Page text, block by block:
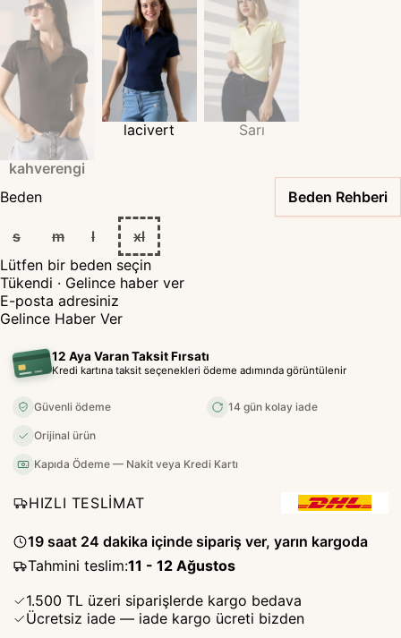
kahverengi
lacivert Sarı
Beden Beden Rehberi
s m l
xl
Lütfen bir beden seçin
Tükendi · Gelince haber ver
Gelince Haber Ver
12 Aya Varan Taksit Fırsatı
Kredi kartına taksit seçenekleri ödeme adımında görüntülenir
Güvenli ödeme 14 gün kolay iade
Orijinal ürün
Kapıda Ödeme — Nakit veya Kredi Kartı
HIZLI TESLİMAT
19 saat 24 dakika içinde sipariş ver, yarın kargoda
Tahmini teslim:11 - 12 Ağustos
1.500 TL üzeri siparişlerde kargo bedava
Ücretsiz iade — iade kargo ücreti bizden